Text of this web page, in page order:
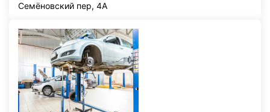
Семёновский пер, 4А